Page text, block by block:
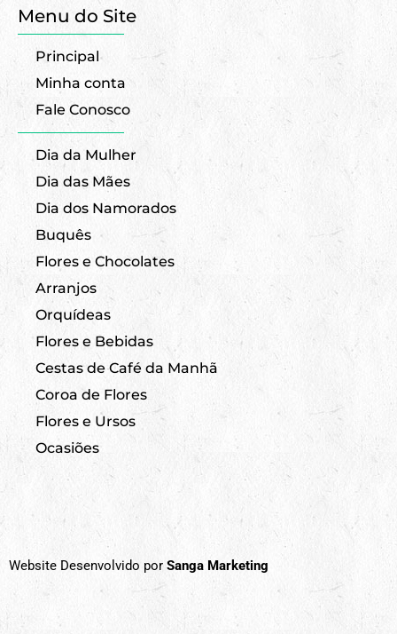
Menu do Site
Principal
Minha conta
Fale Conosco
Dia da Mulher
Dia das Mães
Dia dos Namorados
Buquês
Flores e Chocolates
Arranjos
Orquídeas
Flores e Bebidas
Cestas de Café da Manhã
Coroa de Flores
Flores e Ursos
Ocasiões
Website Desenvolvido por Sanga Marketing